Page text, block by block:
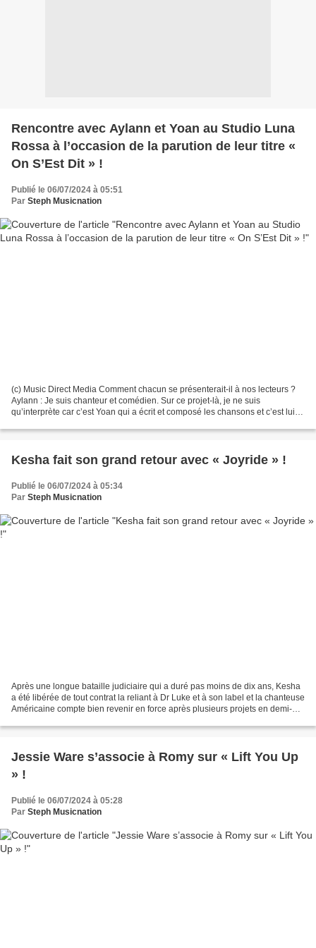
Rencontre avec Aylann et Yoan au Studio Luna
Rossa à l’occasion de la parution de leur titre «
On S’Est Dit » !
Publié le 06/07/2024 à 05:51
Par Steph Musicnation
(c) Music Direct Media Comment chacun se présenterait-il à nos lecteurs ?
Aylann : Je suis chanteur et comédien. Sur ce projet-là, je ne suis
qu’interprète car c’est Yoan qui a écrit et composé les chansons et c’est lui
Kesha fait son grand retour avec « Joyride » !
Publié le 06/07/2024 à 05:34
Par Steph Musicnation
Après une longue bataille judiciaire qui a duré pas moins de dix ans, Kesha
a été libérée de tout contrat la reliant à Dr Luke et à son label et la chanteuse
Américaine compte bien revenir en force après plusieurs projets en demi-
Jessie Ware s’associe à Romy sur « Lift You Up
» !
Publié le 06/07/2024 à 05:28
Par Steph Musicnation